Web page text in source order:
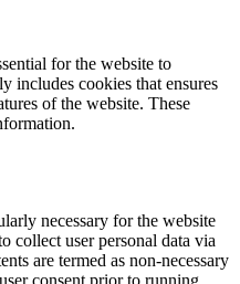
for the website to
includes cookies that ensures
of the website. These
necessary for the website
collect user personal data via
are termed as non-necessary